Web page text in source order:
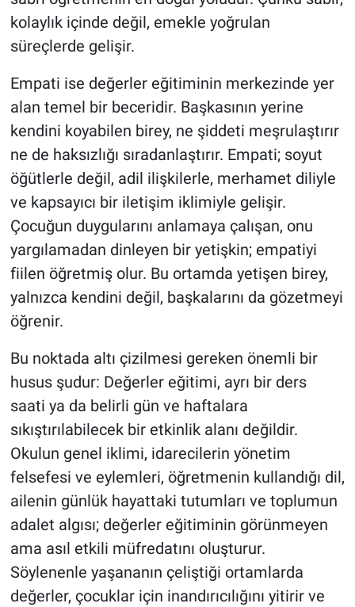
kolaylık içinde değil, emekle yoğrulan
süreçlerde gelişir.
Empati ise değerler eğitiminin merkezinde yer
alan temel bir beceridir. Başkasının yerine
kendini koyabilen birey, ne şiddeti meşrulaştırır
ne de haksızlığı sıradanlaştırır. Empati; soyut
öğütlerle değil, adil ilişkilerle, merhamet diliyle
ve kapsayıcı bir iletişim iklimiyle gelişir.
Çocuğun duygularını anlamaya çalışan, onu
yargılamadan dinleyen bir yetişkin; empatiyi
fiilen öğretmiş olur. Bu ortamda yetişen birey,
yalnızca kendini değil, başkalarını da gözetmeyi
öğrenir.
Bu noktada altı çizilmesi gereken önemli bir
husus şudur: Değerler eğitimi, ayrı bir ders
saati ya da belirli gün ve haftalara
sıkıştırılabilecek bir etkinlik alanı değildir.
Okulun genel iklimi, idarecilerin yönetim
felsefesi ve eylemleri, öğretmenin kullandığı dil,
ailenin günlük hayattaki tutumları ve toplumun
adalet algısı; değerler eğitiminin görünmeyen
ama asıl etkili müfredatını oluşturur.
Söylenenle yaşananın çeliştiği ortamlarda
değerler, çocuklar için inandırıcılığını yitirir ve